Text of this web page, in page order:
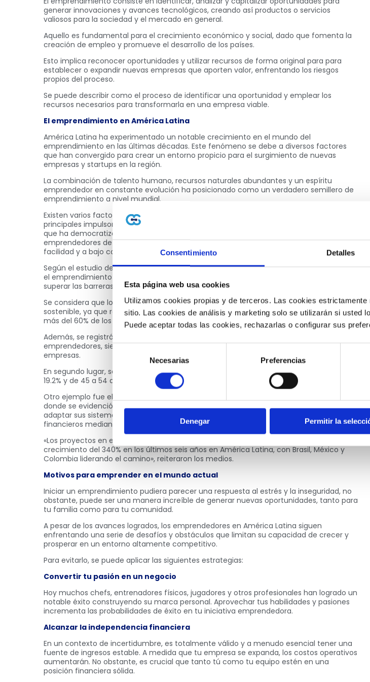
Consentimiento Detalles
Esta página web usa cookies
Utilizamos cookies propias y de terceros. Las cookies
sitio. Las cookies de análisis y marketing solo se utilizarán si usted
Puede aceptar todas las cookies, rechazarlas o configurar sus
Selección
consentimiento
Necesarias Preferencias
Denegar Permitir la
generar innovaciones y avances tecnológicos, creando así productos o servicios
valiosos para la sociedad y el mercado en general.
Aquello es fundamental para el crecimiento económico y social, dado que fomenta la
creación de empleo y promueve el desarrollo de los países.
Esto implica reconocer oportunidades y utilizar recursos de forma original para para
establecer o expandir nuevas empresas que aporten valor, enfrentando los riesgos
propios del proceso.
Se puede describir como el proceso de identificar una oportunidad y emplear los
recursos necesarios para transformarla en una empresa viable.
El emprendimiento en América Latina
América Latina ha experimentado un notable crecimiento en el mundo del
emprendimiento en las últimas décadas. Este fenómeno se debe a diversos factores
que han convergido para crear un entorno propicio para el surgimiento de nuevas
empresas y startups en la región.
La combinación de talento humano, recursos naturales abundantes y un espíritu
emprendedor en constante evolución ha posicionado como un verdadero semillero de
emprendimiento a nivel mundial.
Existen varios factores clave que han contribuido su auge en los últimos años. Uno de los
principales impulsores ha sido el acceso cada vez mayor a la tecnología y a internet, lo
que ha democratizado la creación para la gestión de negocios, permitiendo a
emprendedores de todos los rincones de la región lanzar sus proyectos con relativa
facilidad y a bajo costo.
Según el estudio deLatinoamérica Emprende: Análisis de las Mipymesen la Región,
el emprendimiento está ganando popularidad en la región como una alternativa para
superar las barreras tradicionales del mercado laboral.
Se considera que los emprendimientos impulsan la creación de empleo y el crecimiento
sostenible, ya que representan aproximadamente el 99% de las empresas y generan
más del 60% de los empleos en Latinoamérica.
Además, se registró que las personas entre 25 y 34 años representan el 23.4% de los
emprendedores, siendo uno de los grupos más activos en la creación de nuevas
empresas.
En segundo lugar, se encuentran las personas de 35 a 44 años, que forman parte del
19.2% y de 45 a 54 años, que representan el 17%.
Otro ejemplo fue el que presentó la revista
donde se evidenció que muchos emprendimientos de la región están optando por
adaptar sus sistemas a Fintech. Esta técnica consiste en reorganizar los recursos
financieros mediante medios digitales.
«Los proyectos en el campo de la tecnología financiera han experimentado un
crecimiento del 340% en los últimos seis años en América Latina, con Brasil, México y
Colombia liderando el camino», reiteraron los medios.
Motivos para emprender en el mundo actual
Iniciar un emprendimiento pudiera parecer una respuesta al estrés y la inseguridad, no
obstante, puede ser una manera increíble de generar nuevas oportunidades, tanto para
tu familia como para tu comunidad.
A pesar de los avances logrados, los emprendedores en América Latina siguen
enfrentando una serie de desafíos y obstáculos que limitan su capacidad de crecer y
prosperar en un entorno altamente competitivo.
Para evitarlo, se puede aplicar las siguientes estrategias:
Convertir tu pasión en un negocio
Hoy muchos chefs, entrenadores físicos, jugadores y otros profesionales han logrado un
notable éxito construyendo su marca personal. Aprovechar tus habilidades y pasiones
incrementa las probabilidades de éxito en tu iniciativa emprendedora.
Alcanzar la independencia financiera
En un contexto de incertidumbre, es totalmente válido y a menudo esencial tener una
fuente de ingresos estable. A medida que tu empresa se expanda, los costos operativos
aumentarán. No obstante, es crucial que tanto tú como tu equipo estén en una
posición financiera sólida.